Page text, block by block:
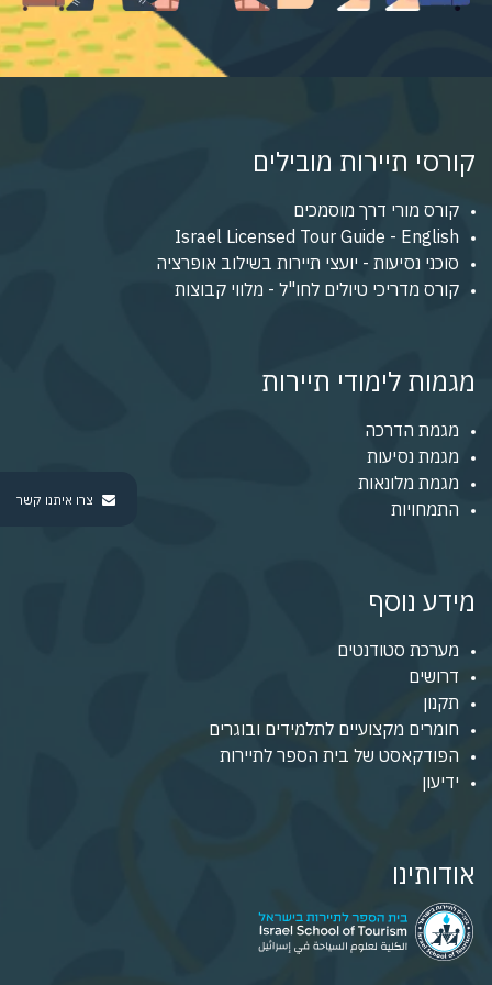
צרו איתנו קשר
קורסי תיירות מובילים
קורס מורי דרך מוסמכים
Israel Licensed Tour Guide - English
סוכני נסיעות - יועצי תיירות בשילוב אופרציה
קורס מדריכי טיולים לחו"ל - מלווי קבוצות
מגמות לימודי תיירות
מגמת הדרכה
מגמת נסיעות
מגמת מלונאות
התמחויות
מידע נוסף
מערכת סטודנטים
דרושים
תקנון
חומרים מקצועיים לתלמידים ובוגרים
הפודקאסט של בית הספר לתיירות
ידיעון
אודותינו